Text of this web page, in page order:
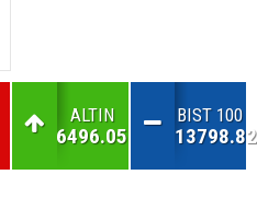
ALTIN
6496.05
BIST 100
13798.82